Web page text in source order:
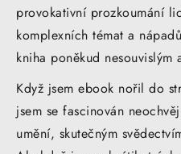
provokativní prozkoumání
komplexních témat a
kniha poněkud nesouvislým
Když jsem ebook nořil do
jsem se fascinován
umění, skutečným